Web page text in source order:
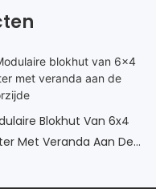
Blokhut Van 6x4
Met Veranda Aan De